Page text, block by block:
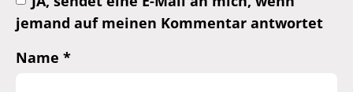
jemand auf meinen Kommentar antwortet
Name *